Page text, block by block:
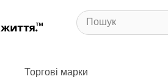
Торгові марки